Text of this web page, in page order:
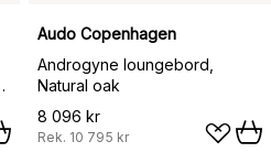
Audo Copenhagen
Androgyne loungebord,
Natural oak
8 096 kr
Rek. 10 795 kr